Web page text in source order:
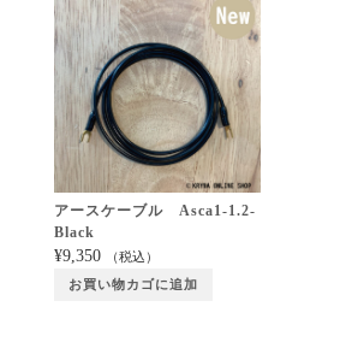
アースケーブル Asca1-1.2-
Black
¥9,350 （税込）
お買い物カゴに追加